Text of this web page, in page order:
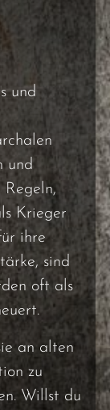
und
und
Krieger
ihre
sind
oft als
an alten
zu
Willst du